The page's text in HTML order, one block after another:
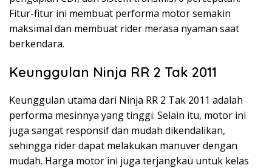
Fitur-fitur ini membuat performa motor semakin
maksimal dan membuat rider merasa nyaman saat
berkendara.
Keunggulan Ninja RR 2 Tak 2011
Keunggulan utama dari Ninja RR 2 Tak 2011 adalah
performa mesinnya yang tinggi. Selain itu, motor ini
juga sangat responsif dan mudah dikendalikan,
sehingga rider dapat melakukan manuver dengan
mudah. Harga motor ini juga terjangkau untuk kelas